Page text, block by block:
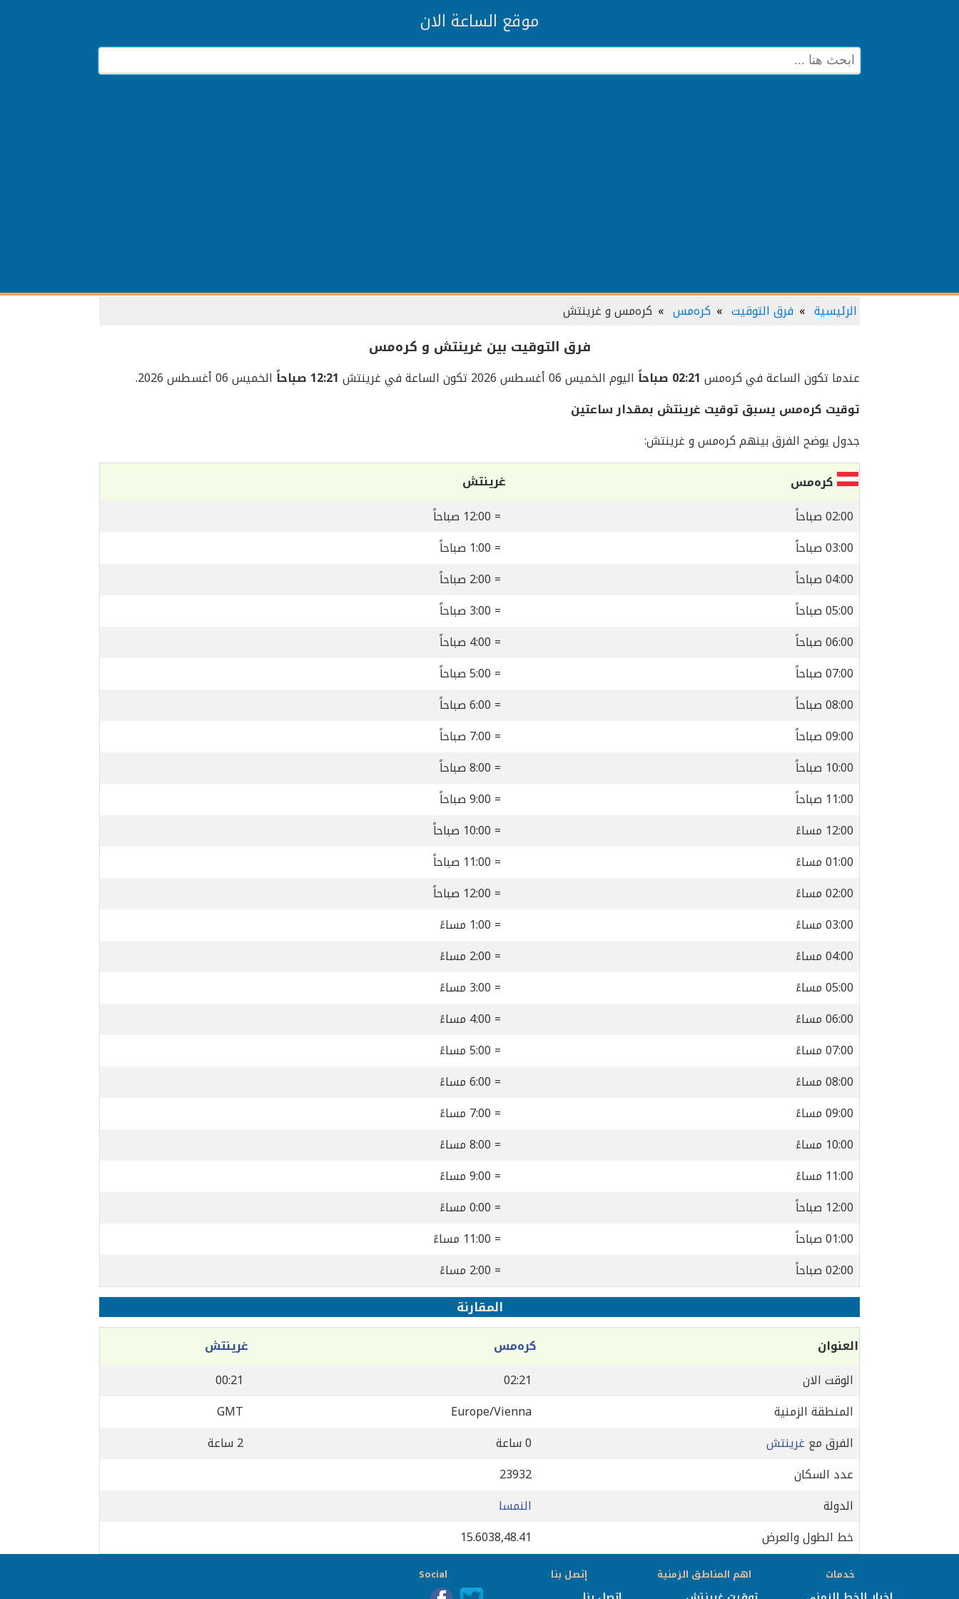
موقع الساعة الان
الرئيسية فرق التوقيت كرەمس كرەمس و غرينتش
فرق التوقيت بين غرينتش و كرەمس
عندما تكون الساعة في كرەمس 02:21 صباحاً اليوم الخميس 06 أغسطس 2026 تكون الساعة في غرينتش 12:21 صباحاً
الخميس 06 أغسطس 2026.
توقيت كرەمس يسبق توقيت غرينتش بمقدار ساعتين
جدول يوضح الفرق بينهم كرەمس و غرينتش:
كرەمس
غرينتش
02:00 صباحاً
= 12:00 صباحاً
03:00 صباحاً
= 1:00 صباحاً
04:00 صباحاً
= 2:00 صباحاً
05:00 صباحاً
= 3:00 صباحاً
06:00 صباحاً
= 4:00 صباحاً
07:00 صباحاً
= 5:00 صباحاً
08:00 صباحاً
= 6:00 صباحاً
09:00 صباحاً
= 7:00 صباحاً
10:00 صباحاً
= 8:00 صباحاً
11:00 صباحاً
= 9:00 صباحاً
12:00 مساءً
= 10:00 صباحاً
01:00 مساءً
= 11:00 صباحاً
02:00 مساءً
= 12:00 صباحاً
03:00 مساءً
= 1:00 مساءً
04:00 مساءً
= 2:00 مساءً
05:00 مساءً
= 3:00 مساءً
06:00 مساءً
= 4:00 مساءً
07:00 مساءً
= 5:00 مساءً
08:00 مساءً
= 6:00 مساءً
09:00 مساءً
= 7:00 مساءً
10:00 مساءً
= 8:00 مساءً
11:00 مساءً
= 9:00 مساءً
12:00 صباحاً
= 0:00 مساءً
01:00 صباحاً
= 11:00 مساءً
02:00 صباحاً
= 2:00 مساءً
المقارنة
العنوان كرەمس
غرينتش
الوقت الان
02:21
00:21
المنطقة الزمنية
Europe/Vienna
GMT
الفرق مع غرينتش 0 ساعة
2 ساعة
عدد السكان
23932
الدولة
النمسا
خط الطول والعرض
15.6038,48.41
خدمات اهم المناطق الزمنية إتصل بنا Social